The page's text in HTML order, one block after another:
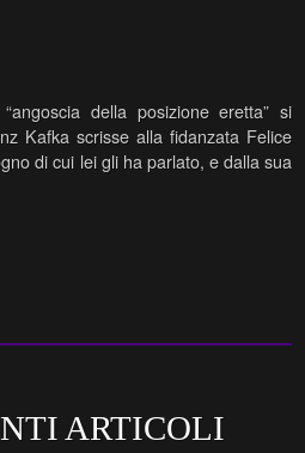
“angoscia della posizione eretta” si
Kafka scrisse alla fidanzata Felice
di cui lei gli ha parlato, e dalla sua
ARTICOLI